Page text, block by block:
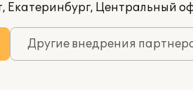
Екатеринбург, Центральный
Другие внедрения